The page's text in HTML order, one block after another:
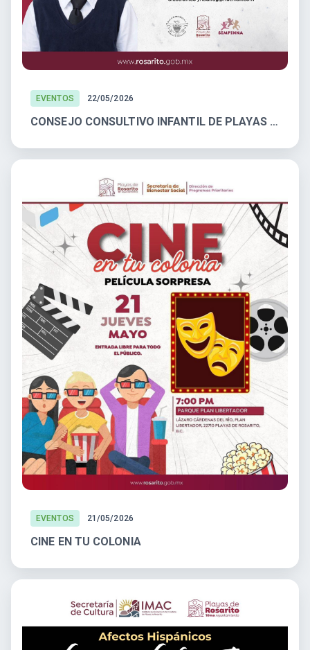
EVENTOS 22/05/2026
CONSEJO CONSULTIVO INFANTIL DE PLAYAS DE ROSARITO
EVENTOS 21/05/2026
CINE EN TU COLONIA